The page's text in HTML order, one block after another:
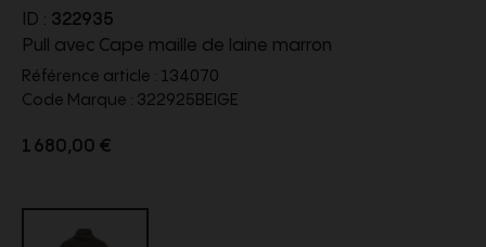
ID : 322935
Pull avec Cape maille de laine marron
Référence article : 134070
Code Marque : 322925BEIGE
1 680,00 €